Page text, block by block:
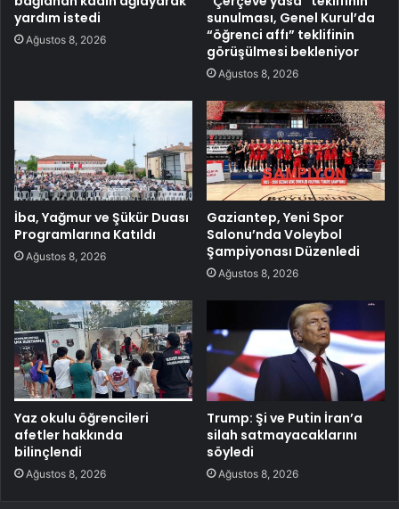
yardım istedi
Ağustos 8, 2026
sunulması, Genel Kurul’da
“öğrenci affı” teklifinin
görüşülmesi bekleniyor
Ağustos 8, 2026
İba, Yağmur ve Şükür Duası
Programlarına Katıldı
Ağustos 8, 2026
Gaziantep, Yeni Spor
Salonu’nda Voleybol
Şampiyonası Düzenledi
Ağustos 8, 2026
Yaz okulu öğrencileri
afetler hakkında
bilinçlendi
Ağustos 8, 2026
Trump: Şi ve Putin İran’a
silah satmayacaklarını
söyledi
Ağustos 8, 2026